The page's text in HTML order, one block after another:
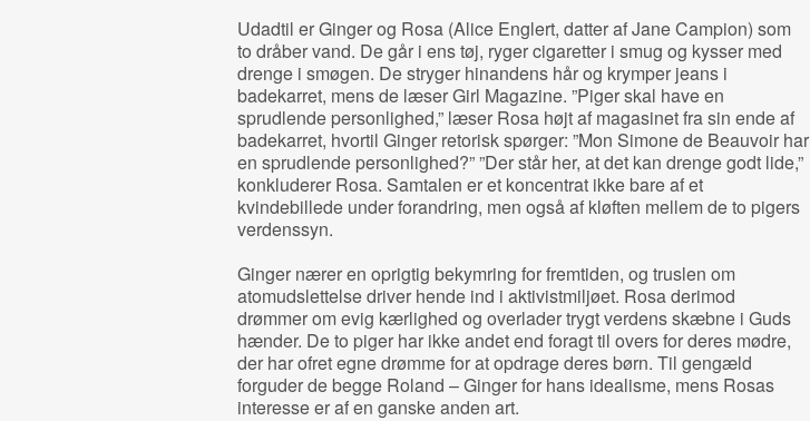
Udadtil er Ginger og Rosa (Alice Englert, datter af Jane Campion) som
to dråber vand. De går i ens tøj, ryger cigaretter i smug og kysser med
drenge i smøgen. De stryger hinandens hår og krymper jeans i
badekarret, mens de læser Girl Magazine. ”Piger skal have en
sprudlende personlighed,” læser Rosa højt af magasinet fra sin ende af
badekarret, hvortil Ginger retorisk spørger: ”Mon Simone de Beauvoir har
en sprudlende personlighed?” ”Der står her, at det kan drenge godt lide,”
konkluderer Rosa. Samtalen er et koncentrat ikke bare af et
kvindebillede under forandring, men også af kløften mellem de to pigers
verdenssyn.
Ginger nærer en oprigtig bekymring for fremtiden, og truslen om
atomudslettelse driver hende ind i aktivistmiljøet. Rosa derimod
drømmer om evig kærlighed og overlader trygt verdens skæbne i Guds
hænder. De to piger har ikke andet end foragt til overs for deres mødre,
der har ofret egne drømme for at opdrage deres børn. Til gengæld
forguder de begge Roland – Ginger for hans idealisme, mens Rosas
interesse er af en ganske anden art.